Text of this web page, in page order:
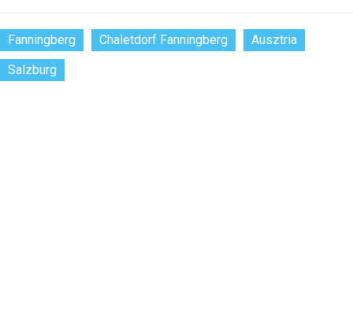
Fanningberg Chaletdorf Fanningberg
Ausztria
Salzburg